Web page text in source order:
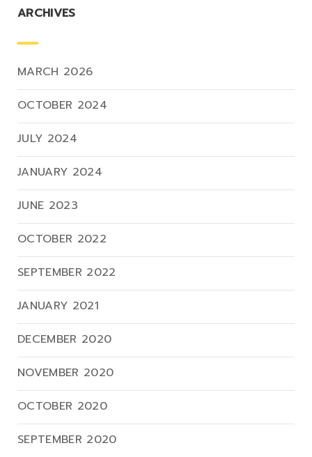
ARCHIVES
MARCH 2026
OCTOBER 2024
JULY 2024
JANUARY 2024
JUNE 2023
OCTOBER 2022
SEPTEMBER 2022
JANUARY 2021
DECEMBER 2020
NOVEMBER 2020
OCTOBER 2020
SEPTEMBER 2020